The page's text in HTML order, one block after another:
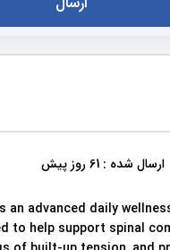
ارسال شده : 61 روز پیش
an advanced daily
to help support spinal